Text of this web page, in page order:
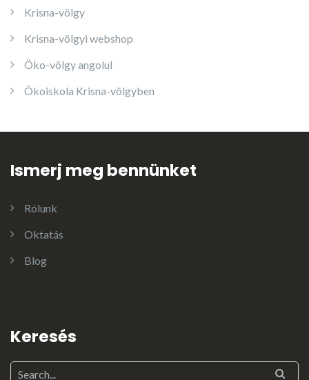
Krisna-völgy
Krisna-völgyi webshop
Öko-völgy angolul
Ökoiskola Krisna-völgyben
Ismerj meg bennünket
Rólunk
Oktatás
Blog
Keresés